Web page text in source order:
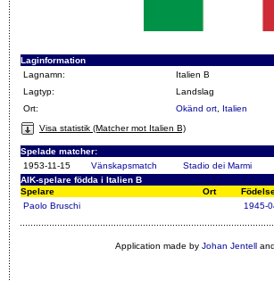
Laginformation
Lagnamn:
Italien B
Lagtyp:
Landslag
Ort:
Okänd ort, Italien
Visa statistik (Matcher mot Italien B)
Spelade matcher:
1953-11-15
Vänskapsmatch Stadio dei Marmi
AIK-spelare födda i Italien B
Spelare
Ort
Paolo Bruschi
1945-
Application made by Johan Jentelland